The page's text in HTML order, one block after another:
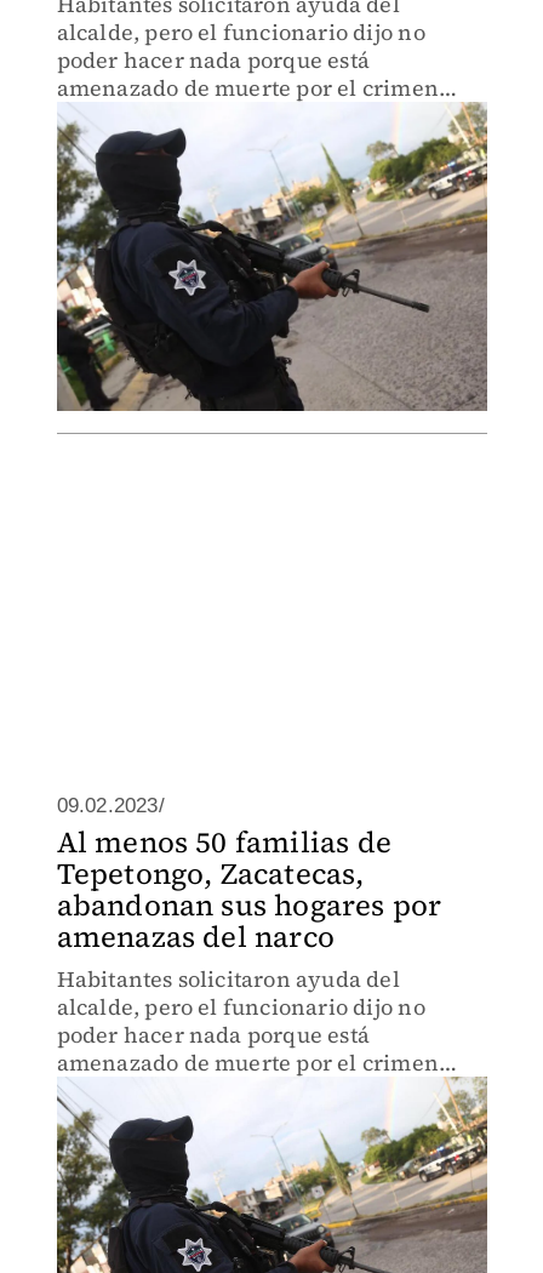
alcalde, pero el funcionario dijo no
poder hacer nada porque está
amenazado de muerte por el crimen
organizado.
09.02.2023/
Al menos 50 familias de
Tepetongo, Zacatecas,
abandonan sus hogares por
amenazas del narco
Habitantes solicitaron ayuda del
alcalde, pero el funcionario dijo no
poder hacer nada porque está
amenazado de muerte por el crimen
organizado.